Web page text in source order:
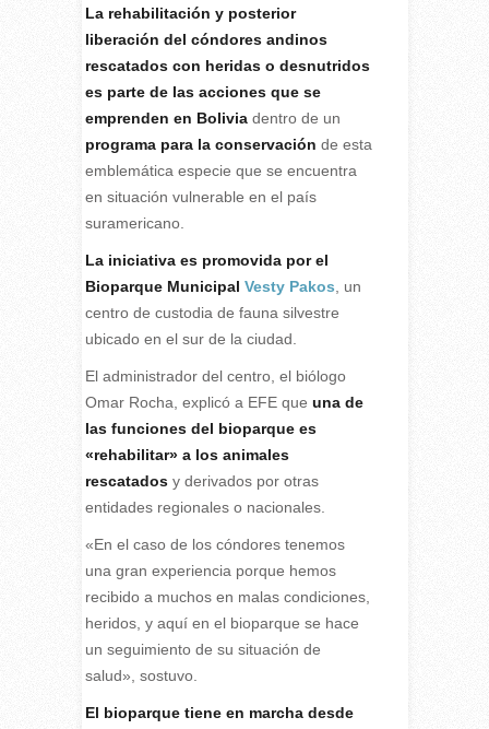
La rehabilitación y posterior
liberación del cóndores andinos
rescatados con heridas o desnutridos
es parte de las acciones que se
emprenden en Boliviadentro de un
programa para la conservación de esta
emblemática especie que se encuentra
en situación vulnerable en el país
suramericano.
La iniciativa es promovida por el
Bioparque Municipal Vesty Pakos , un
centro de custodia de fauna silvestre
ubicado en el sur de la ciudad.
El administrador del centro, el biólogo
Omar Rocha, explicó a EFE que una de
las funciones del bioparque es
«rehabilitar» a los animales
rescatados y derivados por otras
entidades regionales o nacionales.
«En el caso de los cóndores tenemos
una gran experiencia porque hemos
recibido a muchos en malas condiciones,
heridos, y aquí en el bioparque se hace
un seguimiento de su situación de
salud», sostuvo.
El bioparque tiene en marcha desde